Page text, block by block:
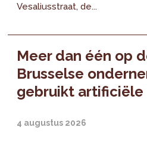
Vesaliusstraat, de...
Meer dan één op
Brusselse
gebruikt
4 augustus 2026